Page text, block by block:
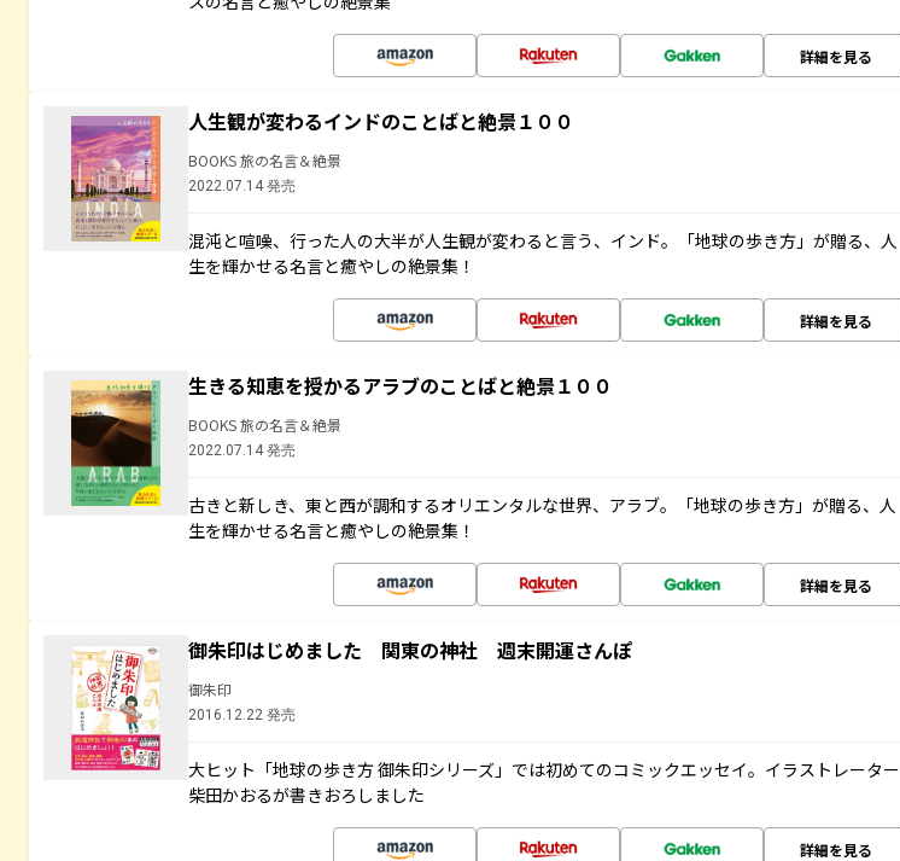
詳細を見る
人生観が変わるインドのことばと絶景１００
BOOKS 旅の名言＆絶景
2022.07.14 発売
混沌と喧噪、行った人の大半が人生観が変わると言う、インド。「地球の歩き方」が贈る、人
生を輝かせる名言と癒やしの絶景集！
詳細を見る
生きる知恵を授かるアラブのことばと絶景１００
BOOKS 旅の名言＆絶景
2022.07.14 発売
古きと新しき、東と西が調和するオリエンタルな世界、アラブ。「地球の歩き方」が贈る、人
生を輝かせる名言と癒やしの絶景集！
詳細を見る
御朱印はじめました 関東の神社 週末開運さんぽ
御朱印
2016.12.22 発売
大ヒット「地球の歩き方 御朱印シリーズ」では初めてのコミックエッセイ。イラストレーター
柴田かおるが書きおろしました
詳細を見る